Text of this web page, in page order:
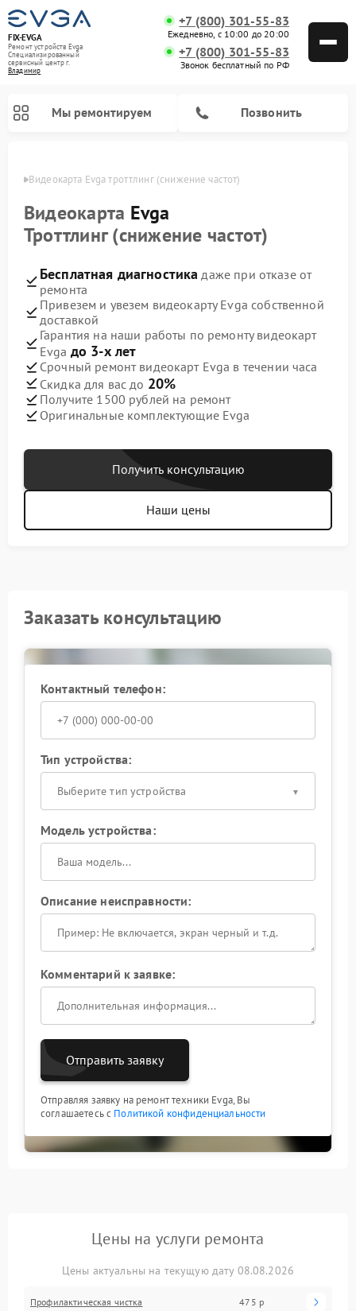
FIX-EVGA
Ремонт устройств Evga
Специализированный
cервисный центр г.
Владимир
+7 (800) 301-55-83
Ежедневно, с 10:00 до 20:00
+7 (800) 301-55-83
Звонок бесплатный по РФ
Мы ремонтируем Позвонить
Видеокарта Evga троттлинг (снижение частот)
Видеокарта Evga
Троттлинг (снижение частот)
Бесплатная диагностика даже при отказе от
ремонта
Привезем и увезем видеокарту Evga собственной
доставкой
Гарантия на наши работы по ремонту видеокарт
Evga до 3-х лет
Срочный ремонт видеокарт Evga в течении часа
Скидка для вас до 20%
Получите 1500 рублей на ремонт
Оригинальные комплектующие Evga
Получить консультацию
Наши цены
Заказать консультацию
Контактный телефон:
Тип устройства:
Выберите тип устройства
Модель устройства:
Описание неисправности:
Комментарий к заявке:
Отправить заявку
Отправляя заявку на ремонт техники Evga, Вы
соглашаетесь с Политикой конфиденциальности
Цены на услуги ремонта
Цены актуальны на текущую дату 08.08.2026
Профилактическая чистка 475 р